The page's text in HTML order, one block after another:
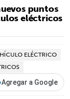
puntos
eléctricos
ELÉCTRICO
Agregar a Google